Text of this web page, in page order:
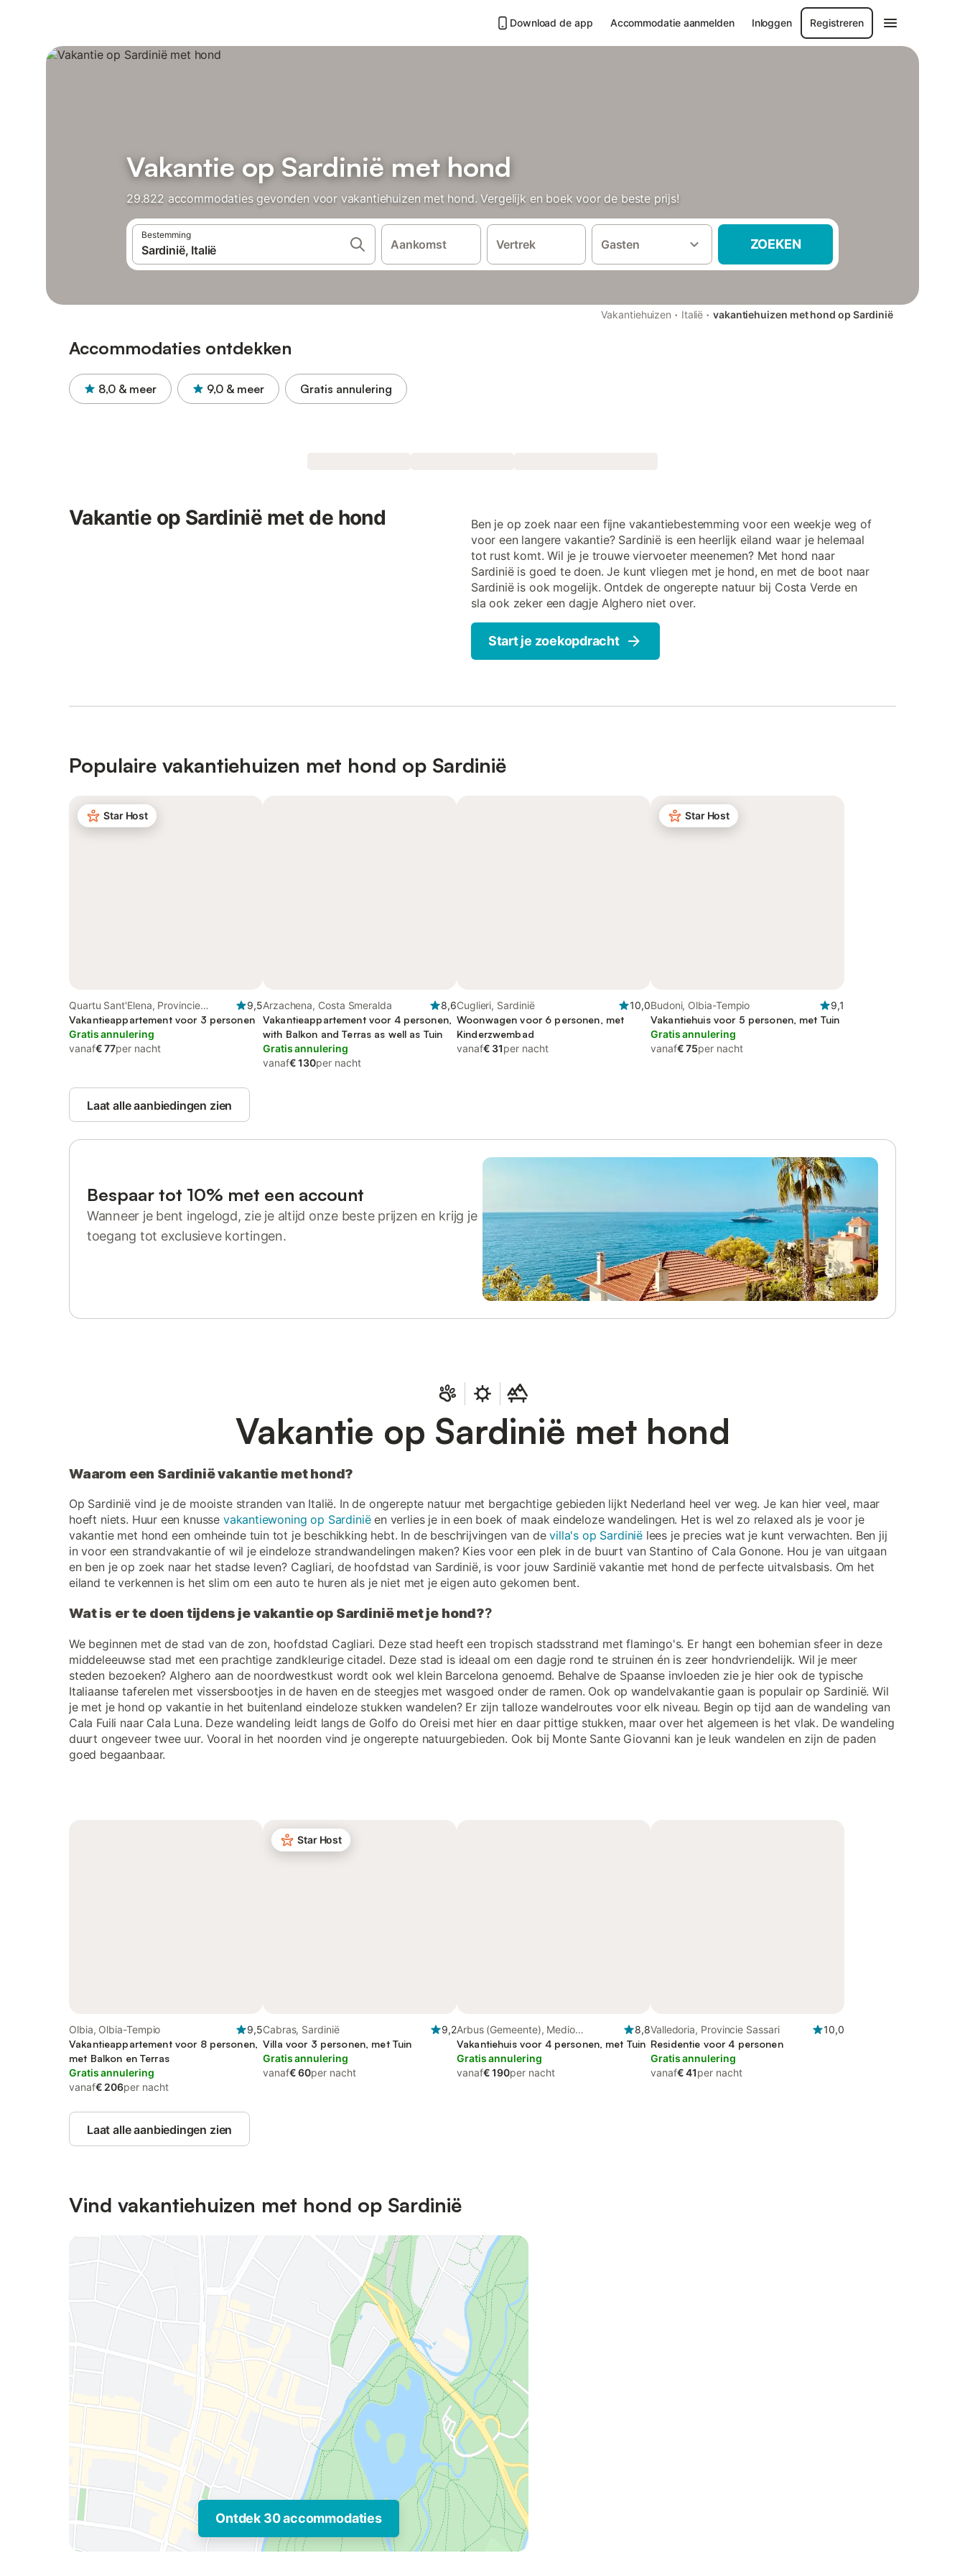
Download de app Accommodatie aanmelden Inloggen Registreren
Vakantie op Sardinië met hond
29.822 accommodaties gevonden voor vakantiehuizen met hond. Vergelijk en boek voor de beste prijs!
Bestemming
Aankomst Vertrek Gasten ZOEKEN
Vakantiehuizen · Italië · vakantiehuizen met hond op Sardinië
Accommodaties ontdekken
8,0 & meer 9,0 & meer Gratis annulering
Vakantie op Sardinië met de hond
Ben je op zoek naar een fijne vakantiebestemming voor een weekje weg of
voor een langere vakantie? Sardinië is een heerlijk eiland waar je helemaal
tot rust komt. Wil je je trouwe viervoeter meenemen? Met hond naar
Sardinië is goed te doen. Je kunt vliegen met je hond, en met de boot naar
Sardinië is ook mogelijk. Ontdek de ongerepte natuur bij Costa Verde en
sla ook zeker een dagje Alghero niet over.
Start je zoekopdracht
Populaire vakantiehuizen met hond op Sardinië
Star Host
Quartu Sant'Elena, Provincie
Cagliari
9,5
Vakantieappartement voor 3 personen
Gratis annulering
vanaf€ 77per nacht
Arzachena, Costa Smeralda
8,6
Vakantieappartement voor 4 personen,
with Balkon and Terras as well as Tuin
Gratis annulering
vanaf€ 130per nacht
Cuglieri, Sardinië
10,0
Woonwagen voor 6 personen, met
Kinderzwembad
vanaf€ 31per nacht
Star Host
Budoni, Olbia-Tempio
9,1
Vakantiehuis voor 5 personen, met Tuin
Gratis annulering
vanaf€ 75per nacht
Laat alle aanbiedingen zien
Bespaar tot 10% met een account
Wanneer je bent ingelogd, zie je altijd onze beste prijzen en krijg je
toegang tot exclusieve kortingen.
Vakantie op Sardinië met hond
Waarom een Sardinië vakantie met hond?
Op Sardinië vind je de mooiste stranden van Italië. In de ongerepte natuur met bergachtige gebieden lijkt Nederland heel ver weg. Je kan hier veel, maar
hoeft niets. Huur een knusse vakantiewoning op Sardiniëen verlies je in een boek of maak eindeloze wandelingen. Het is wel zo relaxed als je voor je
vakantie met hond een omheinde tuin tot je beschikking hebt. In de beschrijvingen van devilla's op Sardinië lees je precies wat je kunt verwachten. Ben jij
in voor een strandvakantie of wil je eindeloze strandwandelingen maken? Kies voor een plek in de buurt van Stantino of Cala Gonone. Hou je van uitgaan
en ben je op zoek naar het stadse leven? Cagliari, de hoofdstad van Sardinië, is voor jouw Sardinië vakantie met hond de perfecte uitvalsbasis. Om het
eiland te verkennen is het slim om een auto te huren als je niet met je eigen auto gekomen bent.
Wat is er te doen tijdens je vakantie op Sardinië met je hond??
We beginnen met de stad van de zon, hoofdstad Cagliari. Deze stad heeft een tropisch stadsstrand met flamingo's. Er hangt een bohemian sfeer in deze
middeleeuwse stad met een prachtige zandkleurige citadel. Deze stad is ideaal om een dagje rond te struinen én is zeer hondvriendelijk. Wil je meer
steden bezoeken? Alghero aan de noordwestkust wordt ook wel klein Barcelona genoemd. Behalve de Spaanse invloeden zie je hier ook de typische
Italiaanse taferelen met vissersbootjes in de haven en de steegjes met wasgoed onder de ramen. Ook op wandelvakantie gaan is populair op Sardinië. Wil
je met je hond op vakantie in het buitenland eindeloze stukken wandelen? Er zijn talloze wandelroutes voor elk niveau. Begin op tijd aan de wandeling van
Cala Fuili naar Cala Luna. Deze wandeling leidt langs de Golfo do Oreisi met hier en daar pittige stukken, maar over het algemeen is het vlak. De wandeling
duurt ongeveer twee uur. Vooral in het noorden vind je ongerepte natuurgebieden. Ook bij Monte Sante Giovanni kan je leuk wandelen en zijn de paden
goed begaanbaar.
Olbia, Olbia-Tempio
9,5
Vakantieappartement voor 8 personen,
met Balkon en Terras
Gratis annulering
vanaf€ 206per nacht
Star Host
Cabras, Sardinië
9,2
Villa voor 3 personen, met Tuin
Gratis annulering
vanaf€ 60per nacht
Arbus (Gemeente), Medio
Campidano
8,8
Vakantiehuis voor 4 personen, met Tuin
Gratis annulering
vanaf€ 190per nacht
Valledoria, Provincie Sassari
10,0
Residentie voor 4 personen
Gratis annulering
vanaf€ 41per nacht
Laat alle aanbiedingen zien
Vind vakantiehuizen met hond op Sardinië
Ontdek 30 accommodaties